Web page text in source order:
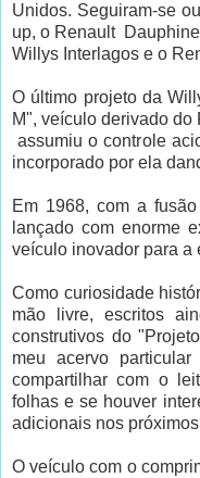
Unidos. Seguiram-se
up, o Renault
Willys Interlagos e o
O último projeto da
M", veículo derivado do
assumiu o controle
incorporado por ela
Em 1968, com a
lançado com enorme
veículo inovador para a
Como curiosidade
mão livre, escritos
construtivos do
meu acervo
compartilhar com o
folhas e se houver
adicionais nos
O veículo com o